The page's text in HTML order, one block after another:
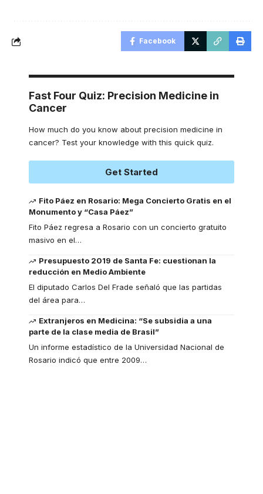
Facebook
Fast Four Quiz: Precision Medicine in
Cancer
How much do you know about precision medicine in
cancer? Test your knowledge with this quick quiz.
Get Started
Fito Páez en Rosario: Mega Concierto Gratis en el
Monumento y “Casa Páez”
Fito Páez regresa a Rosario con un concierto gratuito
masivo en el…
Presupuesto 2019 de Santa Fe: cuestionan la
reducción en Medio Ambiente
El diputado Carlos Del Frade señaló que las partidas
del área para…
Extranjeros en Medicina: “Se subsidia a una
parte de la clase media de Brasil”
Un informe estadístico de la Universidad Nacional de
Rosario indicó que entre 2009…